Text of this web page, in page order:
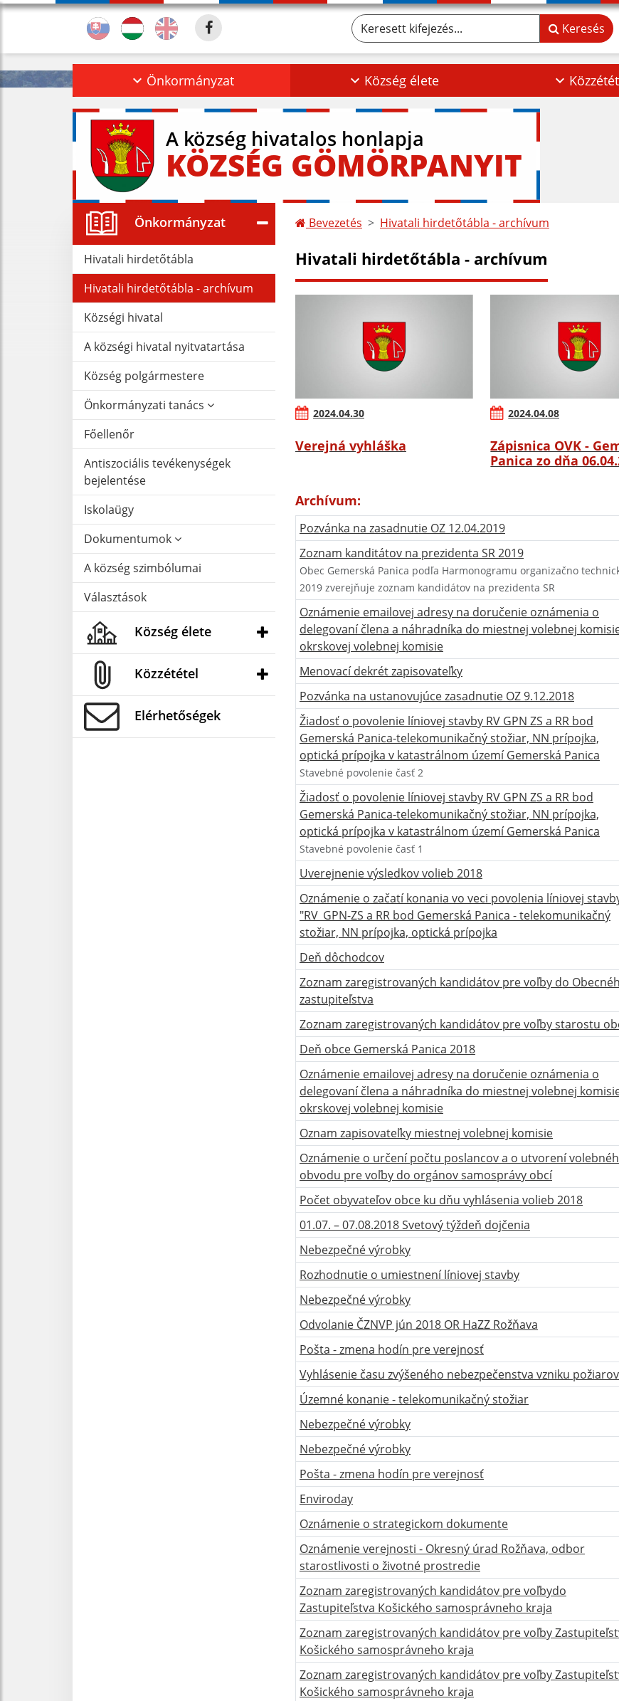
Keresett kifejezés... Keresés
Önkormányzat Község élete
A község hivatalos honlapja
KÖZSÉG GÖMÖRPANYIT
Önkormányzat
Hivatali hirdetőtábla
Hivatali hirdetőtábla - archívum
Községi hivatal
A községi hivatal nyitvatartása
Község polgármestere
Önkormányzati tanács
Főellenőr
Antiszociális tevékenységek
bejelentése
Iskolaügy
Dokumentumok
A község szimbólumai
Választások
Község élete
Közzététel
Elérhetőségek
Bevezetés Hivatali hirdetőtábla - archívum
Hivatali hirdetőtábla - archívum
2024.04.30
Verejná vyhláška
2024.04.08
Zápisnica OVK -
Panica zo dňa
Archívum:
Pozvánka na zasadnutie OZ 12.04.2019
Zoznam kanditátov na prezidenta SR 2019
Obec Gemerská Panica podľa Harmonogramu organizačno
2019 zverejňuje zoznam kandidátov na prezidenta SR
Oznámenie emailovej adresy na doručenie oznámenia o
delegovaní člena a náhradníka do miestnej volebnej
okrskovej volebnej komisie
Menovací dekrét zapisovateľky
Pozvánka na ustanovujúce zasadnutie OZ 9.12.2018
Žiadosť o povolenie líniovej stavby RV GPN ZS a RR bod
Gemerská Panica-telekomunikačný stožiar, NN prípojka,
optická prípojka v katastrálnom území Gemerská Panica
Stavebné povolenie časť 2
Žiadosť o povolenie líniovej stavby RV GPN ZS a RR bod
Gemerská Panica-telekomunikačný stožiar, NN prípojka,
optická prípojka v katastrálnom území Gemerská Panica
Stavebné povolenie časť 1
Uverejnenie výsledkov volieb 2018
Oznámenie o začatí konania vo veci povolenia líniovej
"RV_GPN-ZS a RR bod Gemerská Panica - telekomunikačný
stožiar, NN prípojka, optická prípojka
Deň dôchodcov
Zoznam zaregistrovaných kandidátov pre voľby do
zastupiteľstva
Zoznam zaregistrovaných kandidátov pre voľby starostu
Deň obce Gemerská Panica 2018
Oznámenie emailovej adresy na doručenie oznámenia o
delegovaní člena a náhradníka do miestnej volebnej
okrskovej volebnej komisie
Oznam zapisovateľky miestnej volebnej komisie
Oznámenie o určení počtu poslancov a o utvorení
obvodu pre voľby do orgánov samosprávy obcí
Počet obyvateľov obce ku dňu vyhlásenia volieb 2018
01.07. – 07.08.2018 Svetový týždeň dojčenia
Nebezpečné výrobky
Rozhodnutie o umiestnení líniovej stavby
Nebezpečné výrobky
Odvolanie ČZNVP jún 2018 OR HaZZ Rožňava
Pošta - zmena hodín pre verejnosť
Vyhlásenie času zvýšeného nebezpečenstva vzniku požiarov
Územné konanie - telekomunikačný stožiar
Nebezpečné výrobky
Nebezpečné výrobky
Pošta - zmena hodín pre verejnosť
Enviroday
Oznámenie o strategickom dokumente
Oznámenie verejnosti - Okresný úrad Rožňava, odbor
starostlivosti o životné prostredie
Zoznam zaregistrovaných kandidátov pre voľbydo
Zastupiteľstva Košického samosprávneho kraja
Zoznam zaregistrovaných kandidátov pre voľby
Košického samosprávneho kraja
Zoznam zaregistrovaných kandidátov pre voľby
Košického samosprávneho kraja